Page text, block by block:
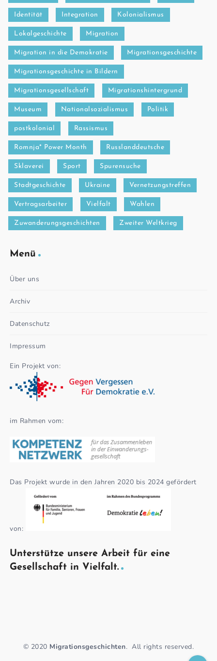
Identität Integration Kolonialismus
Lokalgeschichte Migration
Migration in die Demokratie Migrationsgeschichte
Migrationsgeschichte in Bildern
Migrationsgesellschaft Migrationshintergrund
Museum Nationalsozialismus Politik
postkolonial Rassismus
Romnja* Power Month Russlanddeutsche
Sklaverei Sport Spurensuche
Stadtgeschichte Ukraine Vernetzungstreffen
Vertragsarbeiter Vielfalt Wahlen
Zuwanderungsgeschichten Zweiter Weltkrieg
Menü
Über uns
Archiv
Datenschutz
Impressum
Ein Projekt von:
im Rahmen vom:
Das Projekt wurde in den Jahren 2020 bis 2024 gefördert
von:
Unterstütze unsere Arbeit für eine
Gesellschaft in Vielfalt.
© 2020 Migrationsgeschichten.All rights reserved.